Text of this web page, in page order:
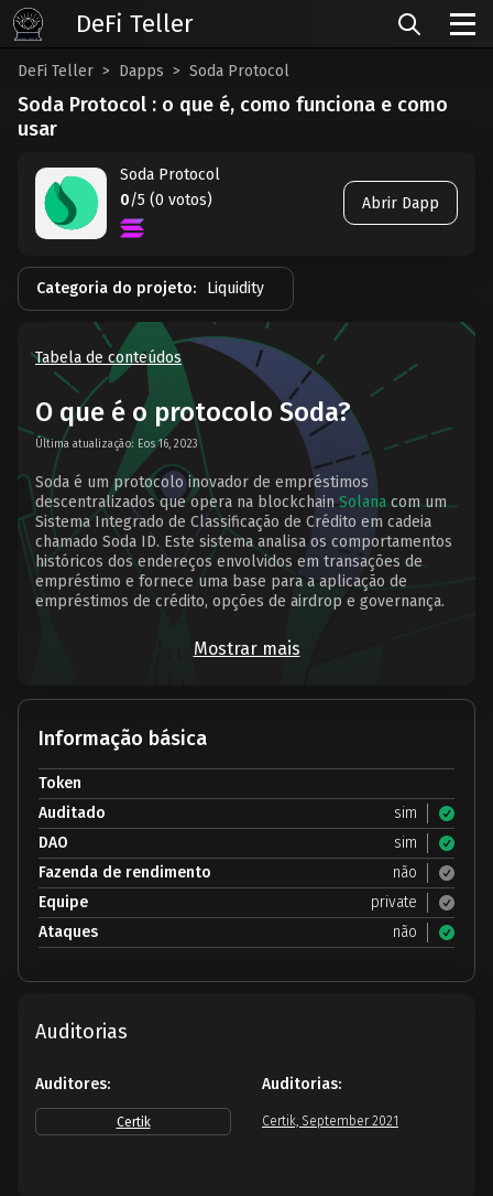
DeFi Teller Dapps Soda Protocol
Soda Protocol : o que é, como funciona e como
usar
Soda Protocol
0/5 (0 votos) Abrir Dapp
Categoria do projeto: Liquidity
Tabela de conteúdos
O que é o protocolo Soda?
Última atualização: Eos 16, 2023
Soda é um protocolo inovador de empréstimos
descentralizados que opera na blockchainSolanacom um
Sistema Integrado de Classificação de Crédito em cadeia
chamado Soda ID. Este sistema analisa os comportamentos
históricos dos endereços envolvidos em transações de
empréstimo e fornece uma base para a aplicação de
empréstimos de crédito, opções de airdrop e governança.
Mostrar mais
Informação básica
Token
Auditado
sim
DAO
sim
Fazenda de rendimento
não
Equipe
private
Ataques
não
Auditorias
Auditores:
Certik
Auditorias:
Certik, September 2021
DeFi Teller